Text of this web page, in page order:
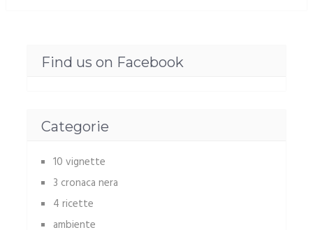
Find us on Facebook
Categorie
10 vignette
3 cronaca nera
4 ricette
ambiente